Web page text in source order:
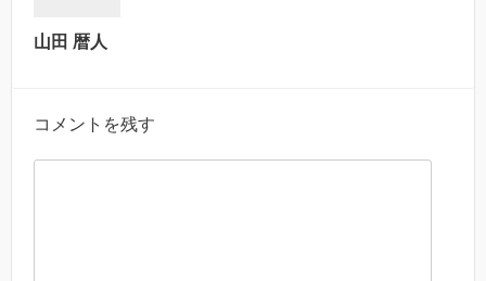
山田 暦人
コメントを残す